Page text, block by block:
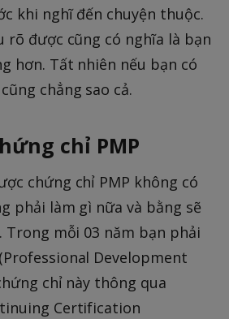
khi nghĩ đến chuyện thuộc.
rõ được cũng có nghĩa là bạn
hơn. Tất nhiên nếu bạn có
chẳng sao cả.
chỉ PMP
chứng chỉ PMP không có
phải làm gì nữa và bằng sẽ
Trong mỗi 03 năm bạn phải
Development
chỉ này thông qua
Certification